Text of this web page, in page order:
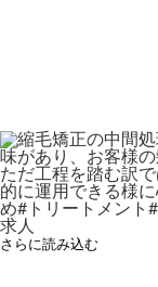
さらに読み込む